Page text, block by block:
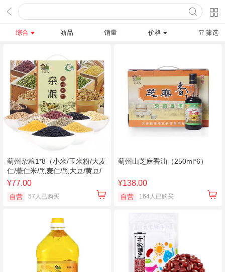
综合 新品 销量 价格 筛选
蓟州杂粮1*8（小米/玉米粉/大麦
仁/薏仁米/黑麦仁/黑大豆/黄豆/
绿豆 各500g）
¥77.00
自营 57人已购买
蓟州山芝麻香油（250ml*6）
¥138.00
自营 164人已购买